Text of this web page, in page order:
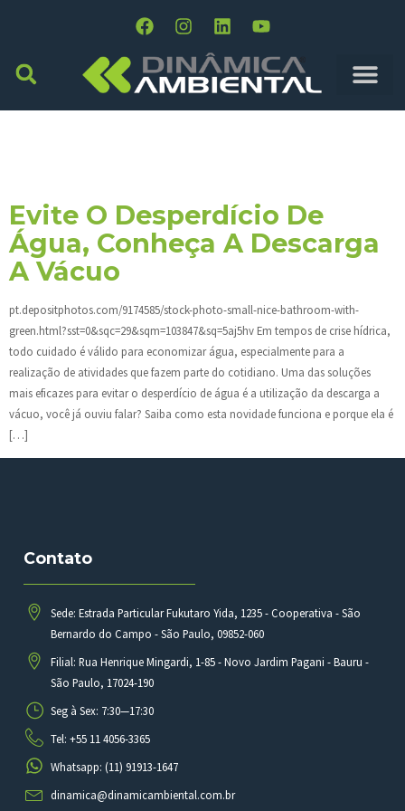
Evite O Desperdício De
Água, Conheça A Descarga
A Vácuo
pt.depositphotos.com/9174585/stock-photo-small-nice-bathroom-with-
green.html?sst=0&sqc=29&sqm=103847&sq=5aj5hv Em tempos de crise hídrica,
todo cuidado é válido para economizar água, especialmente para a
realização de atividades que fazem parte do cotidiano. Uma das soluções
mais eficazes para evitar o desperdício de água é a utilização da descarga a
vácuo, você já ouviu falar? Saiba como esta novidade funciona e porque ela é
[…]
Contato
Sede: Estrada Particular Fukutaro Yida, 1235 - Cooperativa - São
Bernardo do Campo - São Paulo, 09852-060
Filial: Rua Henrique Mingardi, 1-85 - Novo Jardim Pagani - Bauru -
São Paulo, 17024-190
Seg à Sex: 7:30—17:30
Tel: +55 11 4056-3365
Whatsapp: (11) 91913-1647
dinamica@dinamicambiental.com.br